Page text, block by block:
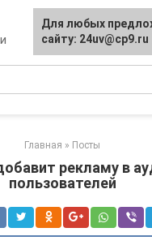
Главная » Посты
рекламу в
пользователей
Для любых
сайту: 24uv@cp9.ru